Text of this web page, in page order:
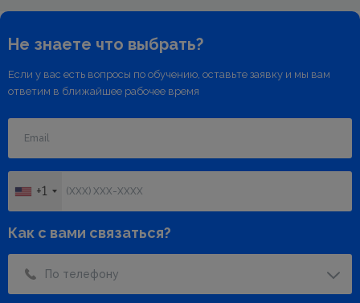
Не знаете что выбрать?
Если у вас есть вопросы по обучению, оставьте заявку и мы вам
ответим в ближайшее рабочее время
+1
Как с вами связаться?
По телефону